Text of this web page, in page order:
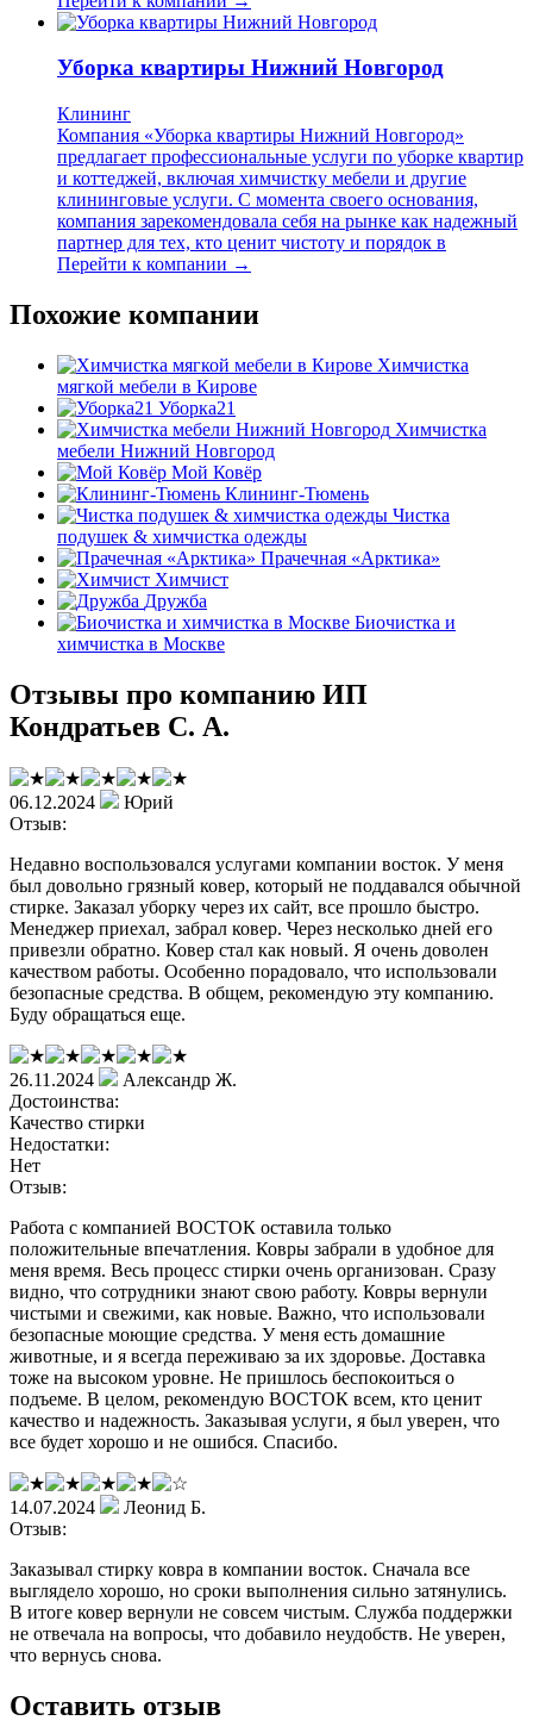
Уборка квартиры Нижний Новгород
Клининг
Компания «Уборка квартиры Нижний Новгород»
предлагает профессиональные услуги по уборке квартир
и коттеджей, включая химчистку мебели и другие
клининговые услуги. С момента своего основания,
компания зарекомендовала себя на рынке как надежный
партнер для тех, кто ценит чистоту и порядок в
Перейти к компании →
Похожие компании
Химчистка
мягкой мебели в Кирове
Уборка21
Химчистка
мебели Нижний Новгород
Мой Ковёр
Клининг-Тюмень
Чистка
подушек & химчистка одежды
Прачечная «Арктика»
Химчист
Дружба
Биочистка и
химчистка в Москве
Отзывы про компанию ИП
Кондратьев С. А.
06.12.2024
Юрий
Отзыв:
Недавно воспользовался услугами компании восток. У меня
был довольно грязный ковер, который не поддавался обычной
стирке. Заказал уборку через их сайт, все прошло быстро.
Менеджер приехал, забрал ковер. Через несколько дней его
привезли обратно. Ковер стал как новый. Я очень доволен
качеством работы. Особенно порадовало, что использовали
безопасные средства. В общем, рекомендую эту компанию.
Буду обращаться еще.
26.11.2024
Александр Ж.
Достоинства:
Качество стирки
Недостатки:
Нет
Отзыв:
Работа с компанией ВОСТОК оставила только
положительные впечатления. Ковры забрали в удобное для
меня время. Весь процесс стирки очень организован. Сразу
видно, что сотрудники знают свою работу. Ковры вернули
чистыми и свежими, как новые. Важно, что использовали
безопасные моющие средства. У меня есть домашние
животные, и я всегда переживаю за их здоровье. Доставка
тоже на высоком уровне. Не пришлось беспокоиться о
подъеме. В целом, рекомендую ВОСТОК всем, кто ценит
качество и надежность. Заказывая услуги, я был уверен, что
все будет хорошо и не ошибся. Спасибо.
14.07.2024
Леонид Б.
Отзыв:
Заказывал стирку ковра в компании восток. Сначала все
выглядело хорошо, но сроки выполнения сильно затянулись.
В итоге ковер вернули не совсем чистым. Служба поддержки
не отвечала на вопросы, что добавило неудобств. Не уверен,
что вернусь снова.
Оставить отзыв